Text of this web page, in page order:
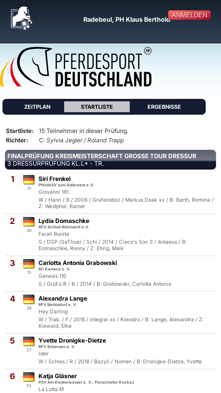
ANMELDEN
Radebeul, PH Klaus Berthold
ZEITPLAN STARTLISTE ERGEBNISSE
Startliste:
15 Teilnehmer in dieser Prüfung.
Richter:
C: Sylvia Jegler / Roland Trapp
FINALPRÜFUNG KREISMEISTERSCHAFT GROSSE TOUR DRESSUR
3 DRESSURPRÜFUNG KL.L* - TR.
1
31
Siri Frenkel
PferdeSV zum Adlernest e.V.
Giovanni 181
W / Hann / B / 2006 / Grafenstolz / Markus Deak xx / B: Barth, Romina /
Z: Westphal, Rainer
2
30
Lydia Domaschke
RFV Schloß Röhrsdorf e.V.
Farah Bonita
S / DSP (SaThue) / Schi / 2014 / Ciaco's Son S / Antaeus / B:
Domaschke, Ronny / Z: Ehrig, Maik
3
13
Carlotta Antonia Grabowski
RC Kamenz e. V.
Genesis 110
S / Grpf.o.R / B / 2014 / B: Grabowski, Carlotta Antonia
4
28
Alexandra Lange
RFV Berbisdorf e. V.
Hey Darling
W / Trak. / F / 2016 / Integral xx / Kleostro / B: Lange, Alexandra / Z:
Kiewald, Elke
5
27
Yvette Dronigke-Dietze
RFV Bobersen e. V.
Ister
W / Schles / R / 2018 / Bazyli / Nomen / B: Dronigke-Dietze, Yvette
6
52
Katja Gläsner
PSV Am Klosterwasser e. V., Panschwitz-Kuckau
La Lotta M